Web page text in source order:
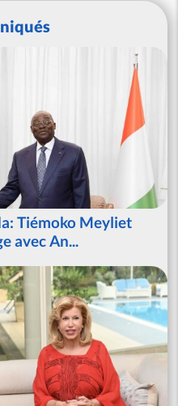
Tiémoko Meyliet
avec An...